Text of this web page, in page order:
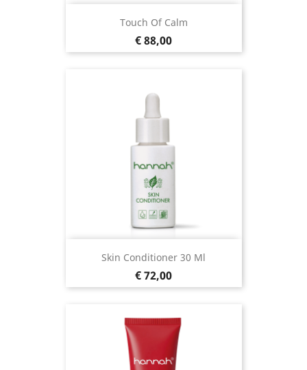
Touch Of Calm
Prijs
€ 88,00
Skin Conditioner 30 Ml
Prijs
€ 72,00